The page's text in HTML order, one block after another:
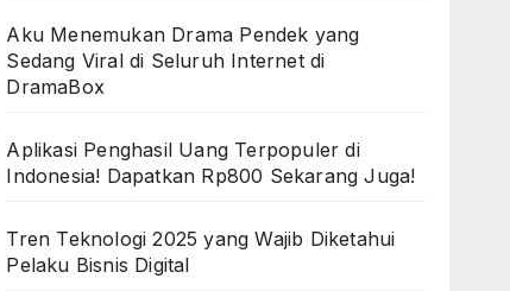
Aku Menemukan Drama Pendek yang
Sedang Viral di Seluruh Internet di
DramaBox
Aplikasi Penghasil Uang Terpopuler di
Indonesia! Dapatkan Rp800 Sekarang Juga!
Tren Teknologi 2025 yang Wajib Diketahui
Pelaku Bisnis Digital